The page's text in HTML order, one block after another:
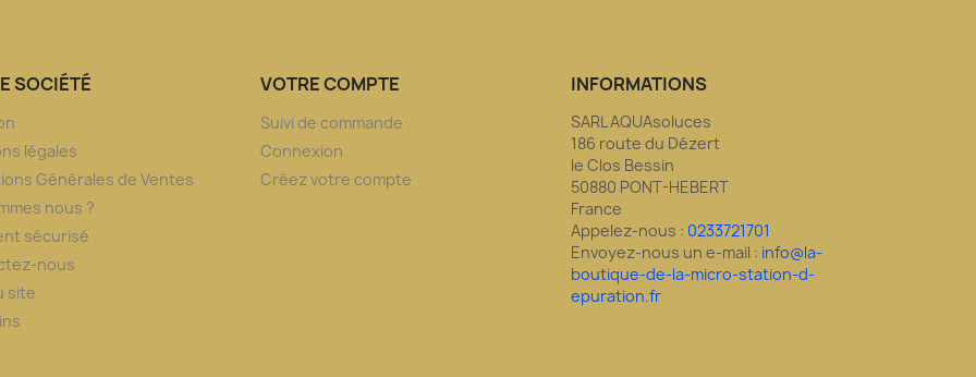
SOCIÉTÉ
légales
Générales de Ventes
nous ?
sécurisé
nous
site
VOTRE COMPTE
Suivi de commande
Connexion
Créez votre compte
INFORMATIONS
SARL AQUAsoluces
186 route du Dézert
le Clos Bessin
50880 PONT-HEBERT
France
Appelez-nous : 0233721701
Envoyez-nous un e-mail : info@la-
boutique-de-la-micro-station-d-
epuration.fr